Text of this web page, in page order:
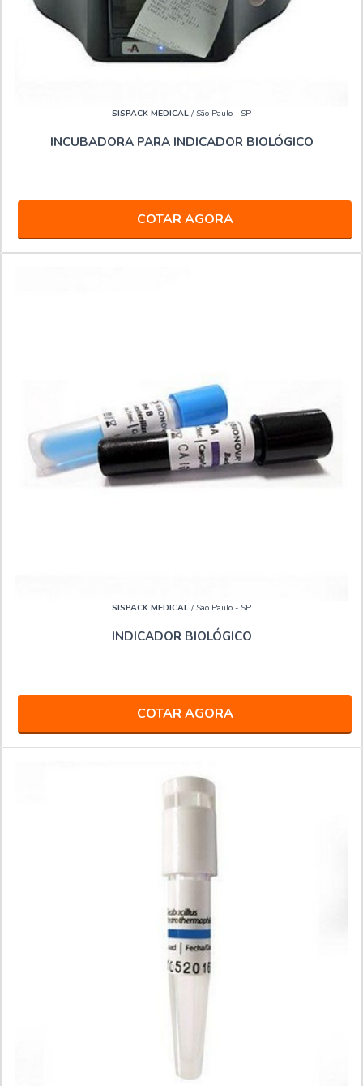
SISPACK MEDICAL / São Paulo - SP
INCUBADORA PARA INDICADOR BIOLÓGICO
COTAR AGORA
SISPACK MEDICAL / São Paulo - SP
INDICADOR BIOLÓGICO
COTAR AGORA